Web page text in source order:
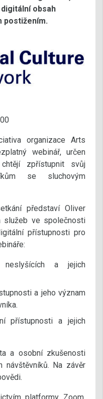
obsah
postižením.
organizace Arts
webinář, určen
zpřístupnit svůj
se sluchovým
představí Oliver
služeb ve společnosti
přístupnosti pro
a jejich
a jeho význam
přístupnosti a jejich
a osobní zkušenosti
návštěvníků. Na závěr